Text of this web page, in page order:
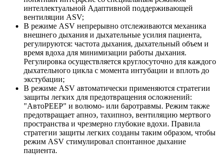
интеллектуальной Адаптивной поддерживающей
вентиляции ASV;
В режиме ASV непрерывно отслеживаются механика
внешнего дыхания и дыхательные усилия пациента,
регулируются: частота дыхания, дыхательный объем и
время вдоха для минимизации работы дыхания.
Регулировка осуществляется круглосуточно для каждого
дыхательного цикла с момента интубации и вплоть до
экстубации;
В режиме ASV автоматически применяются стратегии
защиты легких для предотвращения осложнений:
"АвтоPEEP" и волюмо- или баротравмы. Режим также
предотвращает апноэ, тахипноэ, вентиляцию мертвого
пространства и чрезмерно глубокие вдохи. Правила
стратегии защиты легких созданы таким образом, чтобы
режим ASV стимулировал спонтанное дыхание
пациента.